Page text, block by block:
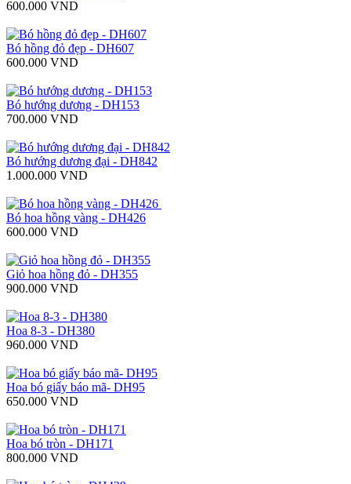
600.000 VND
Bó hồng đỏ đẹp - DH607
600.000 VND
Bó hướng dương - DH153
700.000 VND
Bó hướng dương đại - DH842
1.000.000 VND
Bó hoa hồng vàng - DH426
600.000 VND
Giỏ hoa hồng đỏ - DH355
900.000 VND
Hoa 8-3 - DH380
960.000 VND
Hoa bó giấy báo mã- DH95
650.000 VND
Hoa bó tròn - DH171
800.000 VND